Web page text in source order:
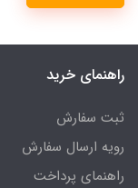
راهنمای خرید
ثبت سفارش
رویه ارسال سفارش
راهنمای پرداخت